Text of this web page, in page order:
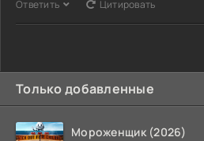
Ответить Цитировать
Только добавленные
Мороженщик (2026)